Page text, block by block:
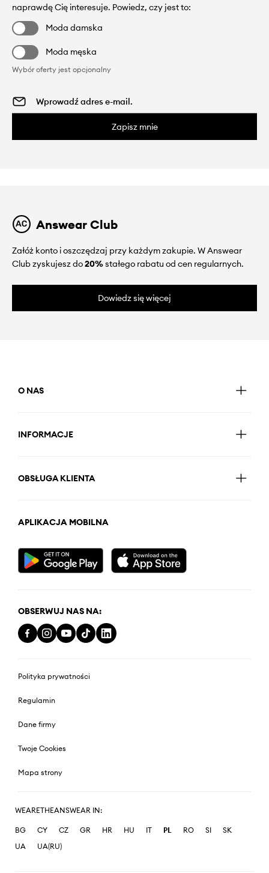
naprawdę Cię interesuje. Powiedz, czy jest to:
Moda damska
Moda męska
Wybór oferty jest opcjonalny
Zapisz mnie
Answear Club
Załóż konto i oszczędzaj przy każdym zakupie. W Answear
Club zyskujesz do20%stałego rabatu od cen regularnych.
Dowiedz się więcej
O NAS
INFORMACJE
OBSŁUGA KLIENTA
APLIKACJA MOBILNA
OBSERWUJ NAS NA:
Polityka prywatności
Regulamin
Dane firmy
Twoje Cookies
Mapa strony
WEARETHEANSWEAR IN:
BG CY CZ GR HR HU IT PL RO SI
SK
UA
UA(RU)